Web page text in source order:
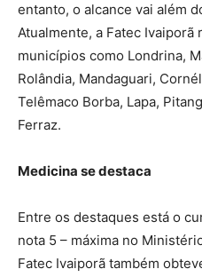
entanto, o alcance vai além
Atualmente, a Fatec Ivaiporã
municípios como Londrina,
Rolândia, Mandaguari,
Telêmaco Borba, Lapa,
Ferraz.
Medicina se destaca
Entre os destaques está o
nota 5 – máxima no
Fatec Ivaiporã também